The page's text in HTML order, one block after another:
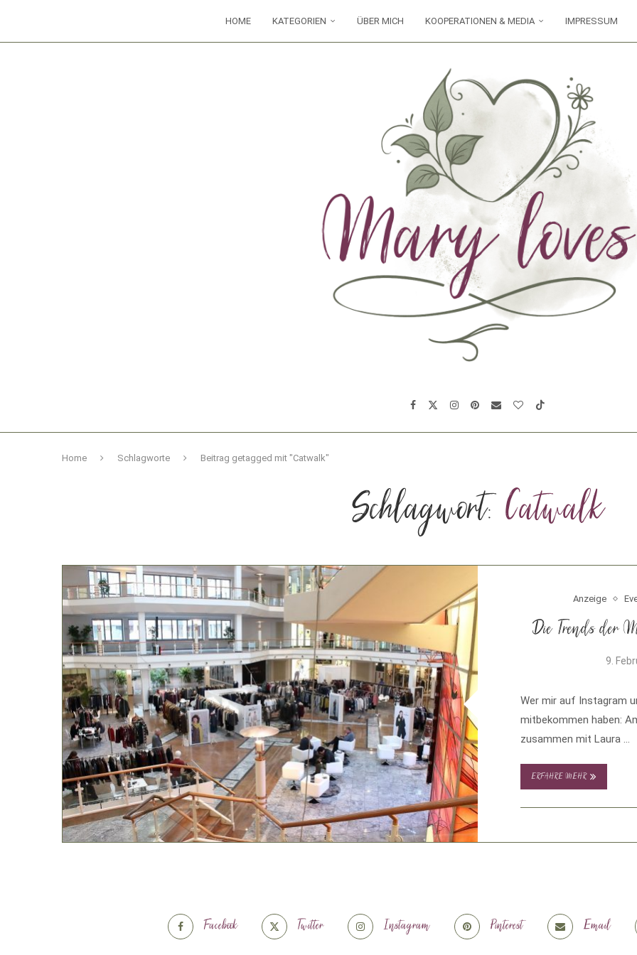
HOME KATEGORIEN ÜBER MICH KOOPERATIONEN & MEDIA IMPRESSUM
Home Schlagworte Beitrag getagged mit "Catwalk"
Schlagwort:Catwalk
Anzeige
Die Trends der
9.
Wer mir auf Instagram
mitbekommen haben:
zusammen mit Laura …
ERFAHRE MEHR
Facebook Twitter Instagram Pinterest Email